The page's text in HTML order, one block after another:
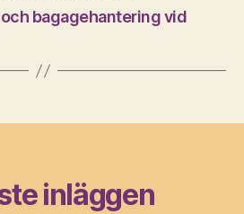
bagagehantering vid
inläggen